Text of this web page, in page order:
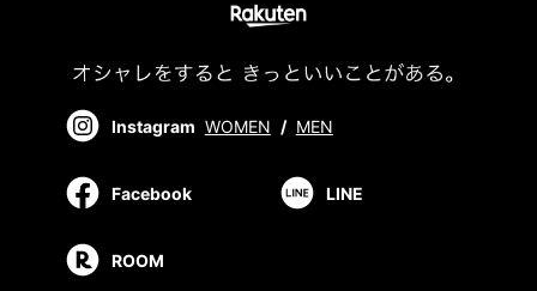
Instagram WOMEN / MEN
Facebook LINE
ROOM